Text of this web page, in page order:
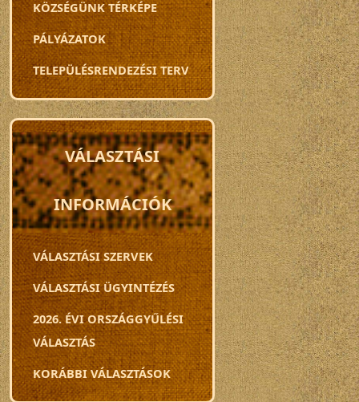
KÖZSÉGÜNK TÉRKÉPE
PÁLYÁZATOK
TELEPÜLÉSRENDEZÉSI TERV
VÁLASZTÁSI
INFORMÁCIÓK
VÁLASZTÁSI SZERVEK
VÁLASZTÁSI ÜGYINTÉZÉS
2026. ÉVI ORSZÁGGYŰLÉSI
VÁLASZTÁS
KORÁBBI VÁLASZTÁSOK